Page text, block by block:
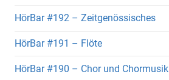
HörBar #192 – Zeitgenössisches
HörBar #191 – Flöte
HörBar #190 – Chor und Chormusik